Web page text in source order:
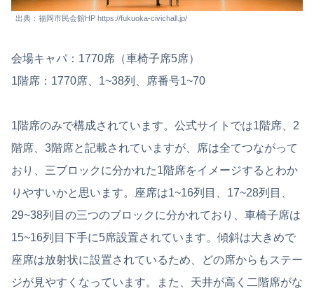
出典：福岡市民会館HP https://fukuoka-civichall.jp/
会場キャパ：1770席（車椅子席5席）
1階席：1770席、1~38列、席番号1~70
1階席のみで構成されています。公式サイトでは1階席、2
階席、3階席と記載されていますが、席は全てつながって
おり、三ブロックに分かれた1階席をイメージするとわか
りやすいかと思います。座席は1~16列目、17~28列目、
29~38列目の三つのブロックに分かれており、車椅子席は
15~16列目下手に5席設置されています。傾斜は大きめで
座席は放射状に設置されているため、どの席からもステー
ジが見やすくなっています。また、天井が高く二階席がな